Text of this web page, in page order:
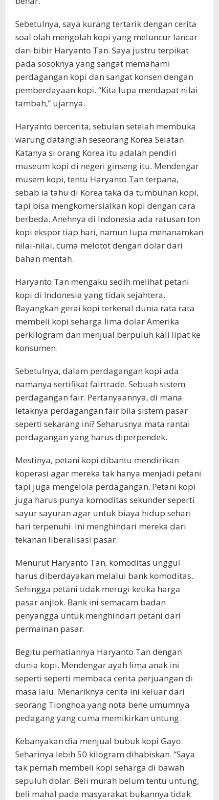
Sebetulnya, saya kurang tertarik dengan cerita
soal olah mengolah kopi yang meluncur lancar
dari bibir Haryanto Tan. Saya justru terpikat
pada sosoknya yang sangat memahami
perdagangan kopi dan sangat konsen dengan
pemberdayaan kopi. “Kita lupa mendapat nilai
tambah,” ujarnya.
Haryanto bercerita, sebulan setelah membuka
warung datanglah seseorang Korea Selatan.
Katanya si orang Korea itu adalah pendiri
museum kopi di negeri ginseng itu. Mendengar
musem kopi, tentu Haryanto Tan terpana,
sebab ia tahu di Korea taka da tumbuhan kopi,
tapi bisa mengkomersialkan kopi dengan cara
berbeda. Anehnya di Indonesia ada ratusan ton
kopi ekspor tiap hari, namun lupa menanamkan
nilai-nilai, cuma melotot dengan dolar dari
bahan mentah.
Haryanto Tan mengaku sedih melihat petani
kopi di Indonesia yang tidak sejahtera.
Bayangkan gerai kopi terkenal dunia rata rata
membeli kopi seharga lima dolar Amerika
perkilogram dan menjual berpuluh kali lipat ke
konsumen.
Sebetulnya, dalam perdagangan kopi ada
namanya sertifikat fairtrade. Sebuah sistem
perdagangan fair. Pertanyaannya, di mana
letaknya perdagangan fair bila sistem pasar
seperti sekarang ini? Seharusnya mata rantai
perdagangan yang harus diperpendek.
Mestinya, petani kopi dibantu mendirikan
koperasi agar mereka tak hanya menjadi petani
tapi juga mengelola perdagangan. Petani kopi
juga harus punya komoditas sekunder seperti
sayur sayuran agar untuk biaya hidup sehari
hari terpenuhi. Ini menghindari mereka dari
tekanan liberalisasi pasar.
Menurut Haryanto Tan, komoditas unggul
harus diberdayakan melalui bank komoditas.
Sehingga petani tidak merugi ketika harga
pasar anjlok. Bank ini semacam badan
penyangga untuk menghindari petani dari
permainan pasar.
Begitu perhatiannya Haryanto Tan dengan
dunia kopi. Mendengar ayah lima anak ini
seperti seperti membaca cerita perjuangan di
masa lalu. Menariknya cerita ini keluar dari
seorang Tionghoa yang nota bene umumnya
pedagang yang cuma memikirkan untung.
Kebanyakan dia menjual bubuk kopi Gayo.
Seharinya lebih 50 kilogram dihabiskan. “Saya
tak pernah membeli kopi seharga di bawah
sepuluh dolar. Beli murah belum tentu untung,
beli mahal pada masyarakat bukannya tidak